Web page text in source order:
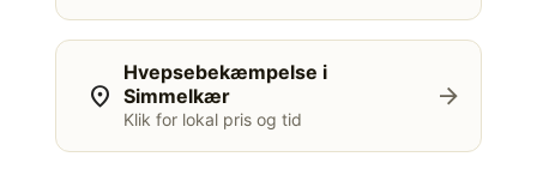
location_on
Hvepsebekæmpelse i
Simmelkær
Klik for lokal pris og tid
arrow_forward